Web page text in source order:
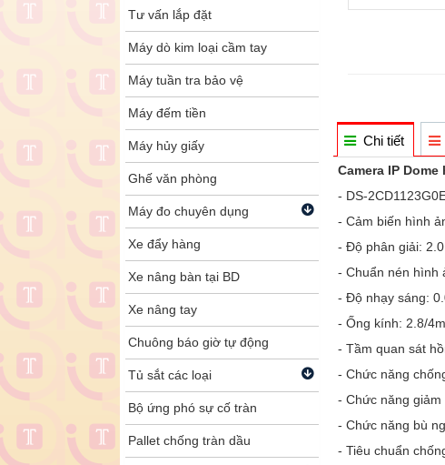
Chi tiết
Camera IP Dome
- DS-
- Cảm biến hình
- Độ phân giải: 2.0
- Chuẩn nén hình
- Độ nhạy sáng:
- Ống kính: 2.8/
- Tầm quan sát
- Chức năng
- Chức năng giảm
- Chức năng bù
- Tiêu chuẩn
Tư vấn lắp đặt
Máy dò kim loại cầm tay
Máy tuần tra bảo vệ
Máy đếm tiền
Máy hủy giấy
Ghế văn phòng
Máy đo chuyên dụng
Xe đẩy hàng
Xe nâng bàn tại BD
Xe nâng tay
Chuông báo giờ tự động
Tủ sắt các loại
Bộ ứng phó sự cố tràn
Pallet chống tràn dầu